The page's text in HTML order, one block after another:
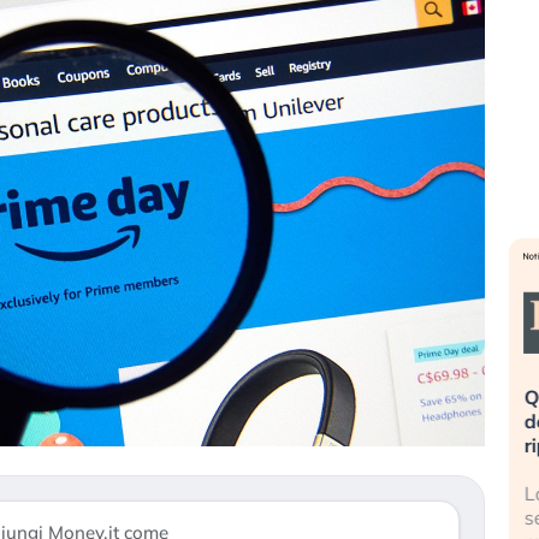
Money.it come
Investitori
lo scoppio
Quando la finanza pesa più
dell’economia reale. L’America sta
ripetendo gli errori del 2008?
sempre più sganciata dall’economia